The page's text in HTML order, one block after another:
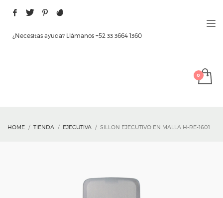
¿Necesitas ayuda? Llámanos +52 33 3664 1360
HOME TIENDA EJECUTIVA SILLON EJECUTIVO EN MALLA H-RE-1601